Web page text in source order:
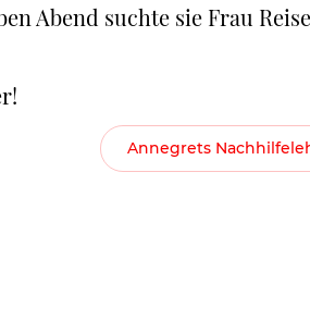
Abend suchte sie Frau
Annegrets